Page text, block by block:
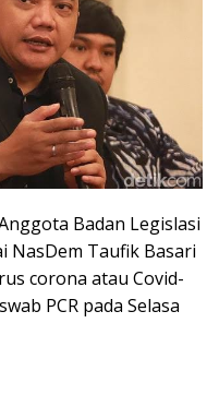
Anggota Badan Legislasi
NasDem Taufik Basari
corona atau Covid-
PCR pada Selasa